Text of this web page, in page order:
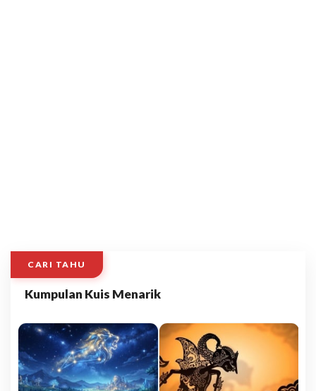
CARI TAHU
Kumpulan Kuis Menarik